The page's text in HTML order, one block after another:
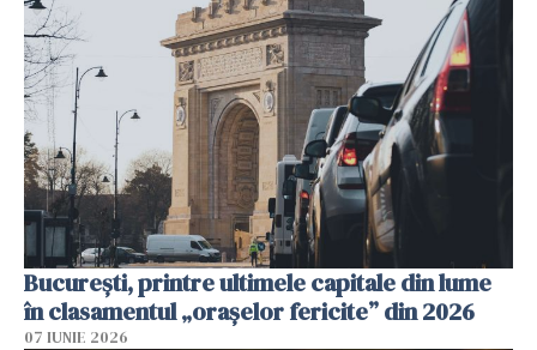
București, printre ultimele capitale din lume
în clasamentul „orașelor fericite” din 2026
07 IUNIE 2026